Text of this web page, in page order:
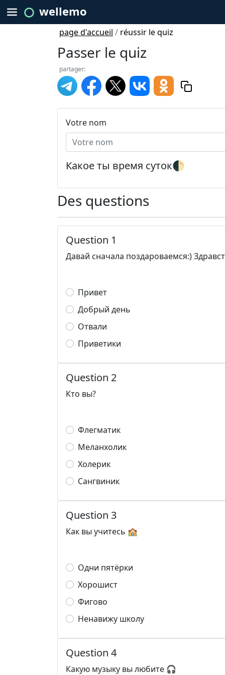
wellemo
page d'accueil / réussir le quiz
Passer le quiz
partager:
Votre nom
Какое ты время суток🌓
Des questions
Question 1
Давай сначала поздароваемся:)
Привет
Добрый день
Отвали
Приветики
Question 2
Кто вы?
Флегматик
Меланхолик
Холерик
Сангвиник
Question 3
Как вы учитесь 🏫
Одни пятёрки
Хорошист
Фигово
Ненавижу школу
Question 4
Какую музыку вы любите 🎧